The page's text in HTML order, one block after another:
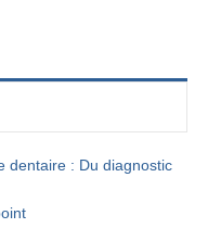
dentaire : Du diagnostic